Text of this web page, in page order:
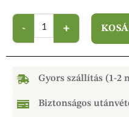
Gyors szállítás (1-2
Biztonságos